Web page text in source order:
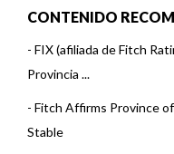
CONTENIDO
- FIX (afiliada de Fitch
Provincia ...
- Fitch Affirms Province
Stable